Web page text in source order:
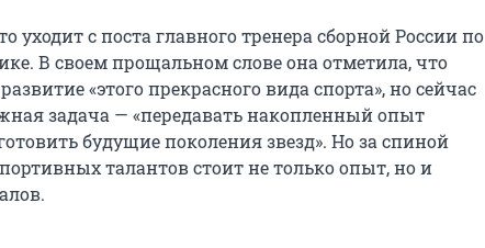
уходит с поста главного тренера сборной России по
В своем прощальном слове она отметила, что
«этого прекрасного вида спорта», но сейчас
задача — «передавать накопленный опыт
будущие поколения звезд». Но за спиной
талантов стоит не только опыт, но и